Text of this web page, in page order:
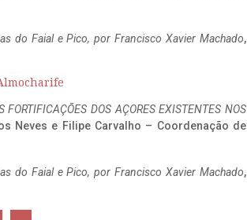
do Faial e Pico, por Francisco Xavier Machado,
FORTIFICAÇÕES DOS AÇORES EXISTENTES NOS
Neves e Filipe Carvalho – Coordenação de
do Faial e Pico, por Francisco Xavier Machado,